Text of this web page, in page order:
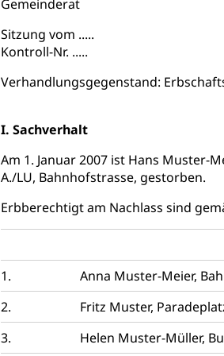
Gemeinderat
Sitzung vom .....
Kontroll-Nr. .....
Verhandlungsgegenstand:
I. Sachverhalt
Am 1. Januar 2007 ist Hans Muster-
A./LU, Bahnhofstrasse, gestorben.
Erbberechtigt am Nachlass sind
1.
Anna Muster-Meier,
2.
Fritz Muster,
3.
Helen Muster-Müller,
Wasserversorgung
Waffen
Waffenerwerbsschein, Waffenschein,
Waffen, Sprengstoffe und
Zivildienst
Militärdienst
Bundesamt für Zivildienst ZIVI
Zivilschutz
Schutzdienstpflicht, Schutzraum,
Zivilschutz
Gleichstellung von Frau und Mann
Diskriminierung, Gleichstellungsbüro,
Gleichstellung aller
Zivilverfahren